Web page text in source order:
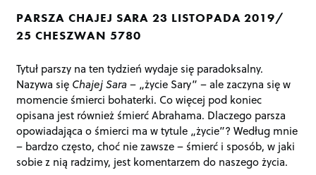
PARSZA CHAJEJ SARA 23 LISTOPADA 2019/
25 CHESZWAN 5780
Tytuł parszy na ten tydzień wydaje się paradoksalny.
Nazywa się Chajej Sara– „życie Sary” – ale zaczyna się w
momencie śmierci bohaterki. Co więcej pod koniec
opisana jest również śmierć Abrahama. Dlaczego parsza
opowiadająca o śmierci ma w tytule „życie”? Według mnie
– bardzo często, choć nie zawsze – śmierć i sposób, w jaki
sobie z nią radzimy, jest komentarzem do naszego życia.